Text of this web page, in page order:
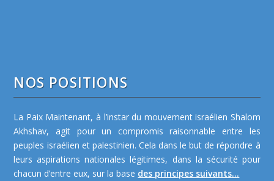
NOS POSITIONS
La Paix Maintenant, à l’instar du mouvement israélien Shalom
Akhshav, agit pour un compromis raisonnable entre les
peuples israélien et palestinien. Cela dans le but de répondre à
leurs aspirations nationales légitimes, dans la sécurité pour
chacun d’entre eux, sur la base des principes suivants...